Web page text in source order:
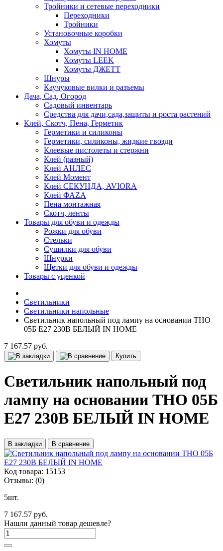
Тройники и сетевые переходники
Переходники
Тройники
Установочные коробки
Хомуты
Хомуты IN HOME
Хомуты LEEK
Хомуты ДЖЕТТ
Шнуры
Каучуковые вилки и разъемы
Дача, Сад, Огород
Садовый инвентарь
Средства для дачи,сада,защиты и роста растений
Клей, Скотч, Пена, Герметик
Герметики и силиконы
Герметики, силиконы, жидкие гвозди
Клеевые пистолеты и стержни
Клей (разный)
Клей АНЛЕС
Клей Момент
Клей СЕКУНДА, AVIORA
Клей ФАZА
Пена монтажная
Скотч, ленты
Товары для обуви и одежды
Рожки для обуви
Стельки
Сушилки для обуви
Шнурки
Щетки для обуви и одежды
Товары с уценкой
Светильники
Светильники напольные
Светильник напольный под лампу на основании ТНО
05Б Е27 230В БЕЛЫЙ IN HOME
7 167.57 руб.
Купить
Светильник напольный под
лампу на основании ТНО 05Б
Е27 230В БЕЛЫЙ IN HOME
В закладки В сравнение
Код товара: 15153
Отзывы: (0)
5шт.
7 167.57 руб.
Нашли данный товар дешевле?